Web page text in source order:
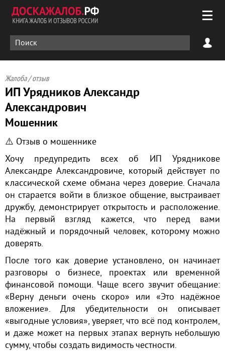
Жалоба / отзыв
ИП Урядников Александр
Александрович
Мошенник
⚠️ Отзыв о мошеннике
Хочу предупредить всех об ИП Урядникове
Александре Александровиче, который действует по
классической схеме обмана через доверие. Сначала
он старается войти в близкое общение, выстраивает
дружбу, демонстрирует открытость и расположение.
На первый взгляд кажется, что перед вами
надёжный и порядочный человек, которому можно
доверять.
После того как доверие установлено, он начинает
разговоры о бизнесе, проектах или временной
финансовой помощи. Чаще всего звучит обещание:
«Верну деньги очень скоро» или «Это надёжное
вложение». Для убедительности он описывает
«выгодные условия», уверяет, что всё под контролем,
и даже может на первых этапах вернуть небольшую
сумму, чтобы создать видимость честности.